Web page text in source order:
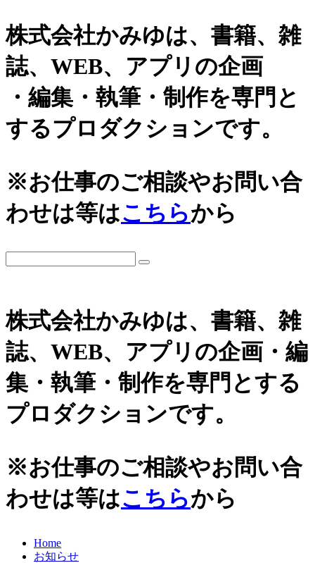
株式会社かみゆは、書籍、雑
誌、WEB、アプリの企画
・編集・執筆・制作を専門と
するプロダクションです。
※お仕事のご相談やお問い合
わせは等はこちらから
株式会社かみゆは、書籍、雑
誌、WEB、アプリの企画・編
集・執筆・制作を専門とする
プロダクションです。
※お仕事のご相談やお問い合
わせは等はこちらから
Home
お知らせ
城
日本史通史
大河ドラマ、テレビ・映画関連
史跡ガイド
その他歴史関連
美術史、絵画、アート
宗教、神話、神社仏閣
日本文化、民俗
天皇制
広報誌、新聞媒体
ウェブ媒体
その他いろいろ
エンタメ・トレンド
2026年
2022年
2021年
2020年
2019年
2018年
2016年
2015年